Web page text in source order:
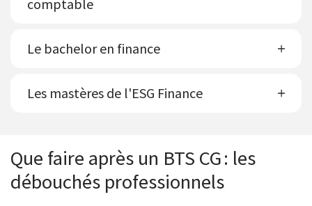
comptable
Le bachelor en finance
Les mastères de l'ESG Finance
Que faire après un BTS CG : les
débouchés professionnels